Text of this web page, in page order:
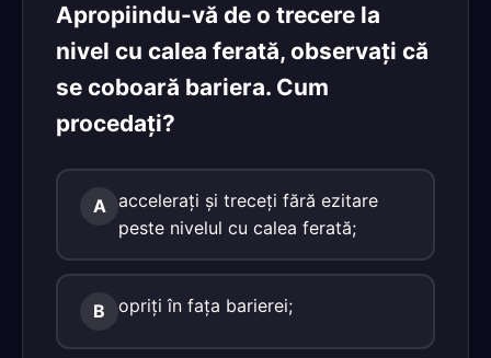
Apropiindu-vă de o trecere la
nivel cu calea ferată, observaţi că
se coboară bariera. Cum
procedaţi?
A acceleraţi şi treceţi fără ezitare
peste nivelul cu calea ferată;
B opriţi în faţa barierei;